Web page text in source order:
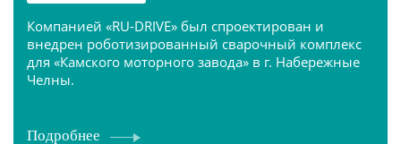
Компанией «RU-DRIVE» был спроектирован и
внедрен роботизированный сварочный комплекс
для «Камского моторного завода» в г. Набережные
Челны.
Подробнее